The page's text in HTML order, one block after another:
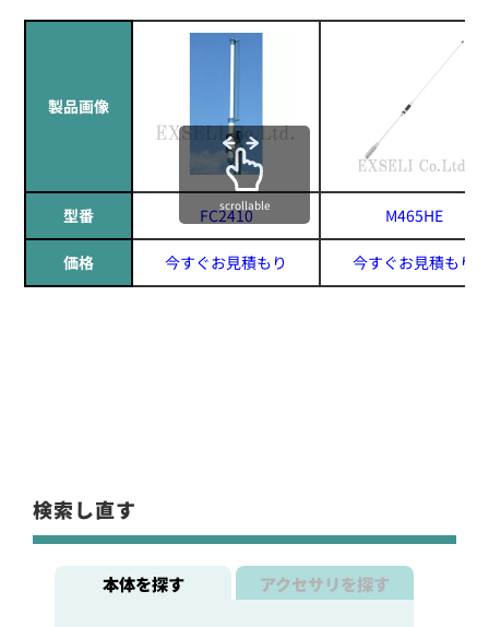
製品画像
型番 FC2410 M465HE
価格 今すぐお見積もり 今すぐお見積もり
scrollable
検索し直す
本体を探す アクセサリを探す